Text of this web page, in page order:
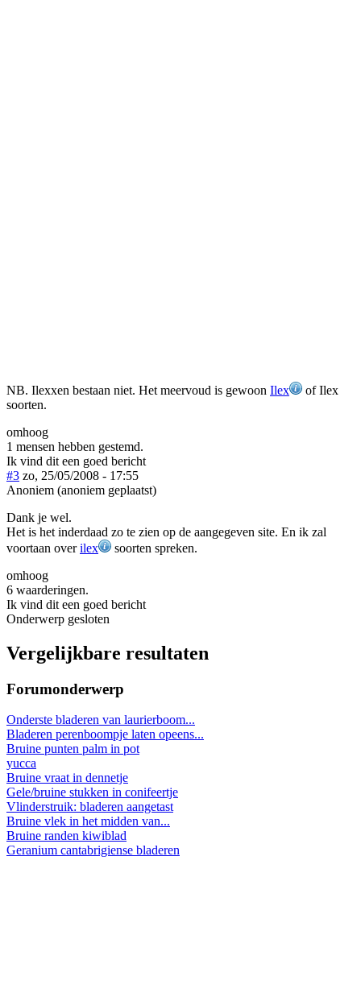
NB. Ilexxen bestaan niet. Het meervoud is gewoon Ilex
of Ilex
soorten.
omhoog
1 mensen hebben gestemd.
Ik vind dit een goed bericht
#3 zo, 25/05/2008 - 17:55
Anoniem (anoniem geplaatst)
Dank je wel.
Het is het inderdaad zo te zien op de aangegeven site. En ik zal
voortaan overilex
soorten spreken.
omhoog
6 waarderingen.
Ik vind dit een goed bericht
Onderwerp gesloten
Vergelijkbare resultaten
Forumonderwerp
Onderste bladeren van laurierboom...
Bladeren perenboompje laten opeens...
Bruine punten palm in pot
yucca
Bruine vraat in dennetje
Gele/bruine stukken in conifeertje
Vlinderstruik: bladeren aangetast
Bruine vlek in het midden van...
Bruine randen kiwiblad
Geranium cantabrigiense bladeren